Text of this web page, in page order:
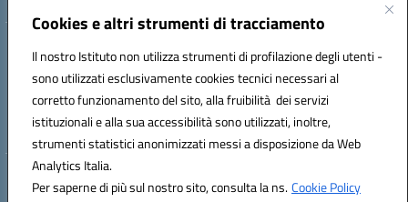
Cookies e altri strumenti di tracciamento
Il nostro Istituto non utilizza strumenti di profilazione degli utenti -
sono utilizzati esclusivamente cookies tecnici necessari al
corretto funzionamento del sito, alla fruibilità dei servizi
istituzionali e alla sua accessibilità sono utilizzati, inoltre,
strumenti statistici anonimizzati messi a disposizione da Web
Analytics Italia.
Per saperne di più sul nostro sito, consulta la ns.Cookie Policy
Indirizzo: VIA BRECCIAME, 46 - 81024 MADDALONI (CE)
Mail: CEIC8AU001@istruzione.it - Pec: CEIC8AU001@pec.istruzione.it -
Telefono: 0823408721
Meccanografico: CEIC8AU001
Codice fiscale: 93086080616
Hosting & Powered by 3D Solution S.r.l.